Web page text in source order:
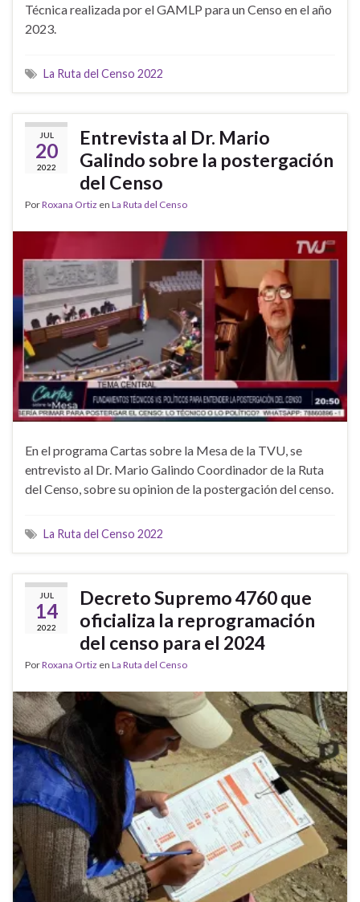
Técnica realizada por el GAMLP para un Censo en el año
2023.
La Ruta del Censo 2022
JUL
20
2022
Entrevista al Dr. Mario
Galindo sobre la postergación
del Censo
PorRoxana Ortiz en La Ruta del Censo
En el programa Cartas sobre la Mesa de la TVU, se
entrevisto al Dr. Mario Galindo Coordinador de la Ruta
del Censo, sobre su opinion de la postergación del censo.
La Ruta del Censo 2022
JUL
14
2022
Decreto Supremo 4760 que
oficializa la reprogramación
del censo para el 2024
PorRoxana Ortiz en La Ruta del Censo